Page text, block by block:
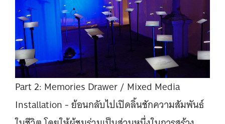
Part 2: Memories Drawer / Mixed Media
Installation - ย้อนกลับไปเปิดลิ้นชักความสัมพันธ์